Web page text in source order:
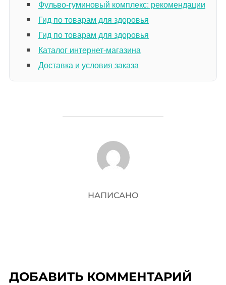
Фульво-гуминовый комплекс: рекомендации
Гид по товарам для здоровья
Гид по товарам для здоровья
Каталог интернет-магазина
Доставка и условия заказа
АВТОР ЗАПИСИ
НАПИСАНО
ДОБАВИТЬ КОММЕНТАРИЙ